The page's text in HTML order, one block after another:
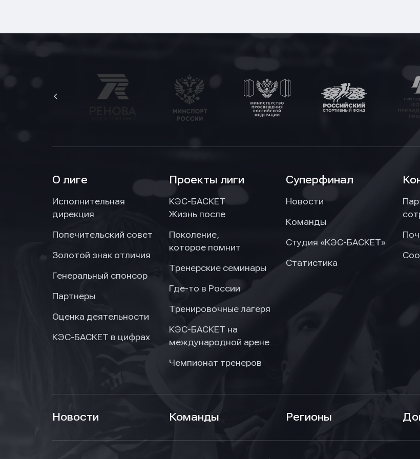
О лиге
Исполнительная
дирекция
Попечительский совет
Золотой знак отличия
Генеральный спонсор
Партнеры
Оценка деятельности
КЭС-БАСКЕТ в цифрах
Проекты лиги
КЭС-БАСКЕТ
Жизнь после
Поколение,
которое помнит
Тренерские семинары
Где-то в России
Тренировочные лагеря
КЭС-БАСКЕТ на
международной арене
Чемпионат тренеров
Суперфинал
Новости
Команды
Студия «КЭС-БАСКЕТ»
Статистика
Новости Команды Регионы